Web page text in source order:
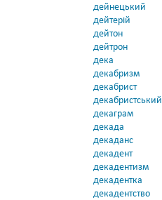
дейнецький
дейтерій
дейтон
дейтрон
дека
декабризм
декабрист
декабристський
декаграм
декада
декаданс
декадент
декадентизм
декадентка
декадентство